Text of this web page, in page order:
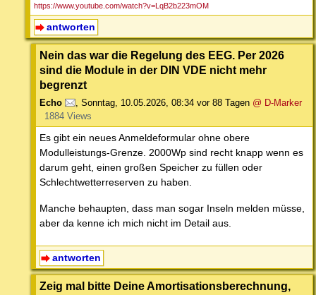
https://www.youtube.com/watch?v=LqB2b223mOM
antworten
Nein das war die Regelung des EEG. Per 2026
sind die Module in der DIN VDE nicht mehr
begrenzt
Echo , Sonntag, 10.05.2026, 08:34 vor 88 Tagen @ D-Marker
1884 Views
Es gibt ein neues Anmeldeformular ohne obere
Modulleistungs-Grenze. 2000Wp sind recht knapp wenn es
darum geht, einen großen Speicher zu füllen oder
Schlechtwetterreserven zu haben.
Manche behaupten, dass man sogar Inseln melden müsse,
aber da kenne ich mich nicht im Detail aus.
antworten
Zeig mal bitte Deine Amortisationsberechnung,